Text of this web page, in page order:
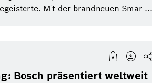
Mit der brandneuen Smar ...
Bosch präsentiert weltweit